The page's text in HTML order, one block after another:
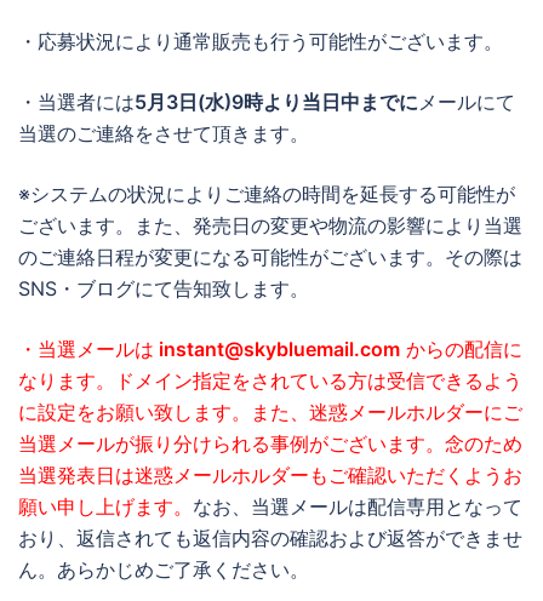
・応募状況により通常販売も行う可能性がございます。
・当選者には5月3日(水)9時より当日中までに メールにて
当選のご連絡をさせて頂きます。
※システムの状況によりご連絡の時間を延長する可能性が
ございます。また、発売日の変更や物流の影響により当選
のご連絡日程が変更になる可能性がございます。その際は
SNS・ブログにて告知致します。
・当選メールは instant@skybluemail.com からの配信に
なります。ドメイン指定をされている方は受信できるよう
に設定をお願い致します。また、迷惑メールホルダーにご
当選メールが振り分けられる事例がございます。念のため
当選発表日は迷惑メールホルダーもご確認いただくようお
願い申し上げます。 なお、当選メールは配信専用となって
おり、返信されても返信内容の確認および返答ができませ
ん。あらかじめご了承ください。